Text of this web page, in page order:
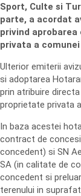
Sport, Culte si
parte, a acordat
privind
privata a comunei
Ulterior emiterii
si adoptarea
prin atribuire
proprietate privata
In baza acestei
contract de
concedent) si SN
SA (in calitate de
concedent si
terenului in